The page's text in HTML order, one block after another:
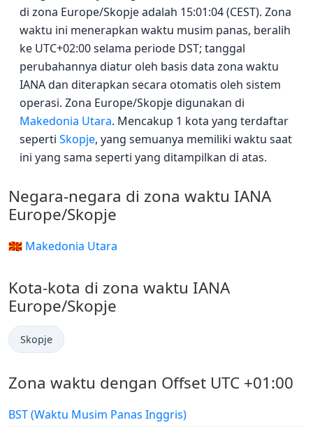
di zona Europe/Skopje adalah 15:01:04 (CEST). Zona
waktu ini menerapkan waktu musim panas, beralih
ke UTC+02:00 selama periode DST; tanggal
perubahannya diatur oleh basis data zona waktu
IANA dan diterapkan secara otomatis oleh sistem
operasi. Zona Europe/Skopje digunakan di
Makedonia Utara. Mencakup 1 kota yang terdaftar
seperti Skopje, yang semuanya memiliki waktu saat
ini yang sama seperti yang ditampilkan di atas.
Negara-negara di zona waktu IANA
Europe/Skopje
🇲🇰 Makedonia Utara
Kota-kota di zona waktu IANA
Europe/Skopje
Skopje
Zona waktu dengan Offset UTC +01:00
BST (Waktu Musim Panas Inggris)